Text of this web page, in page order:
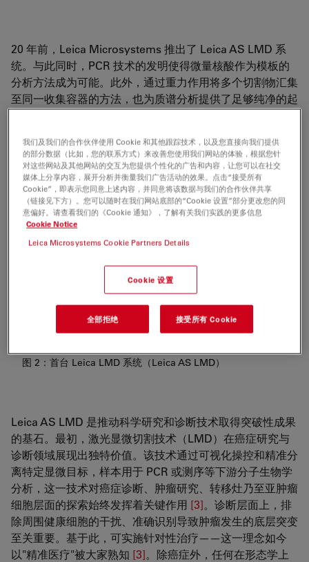
20 年前，Leica Microsystems 推出了 Leica AS LMD 系
统。与此同时，PCR 技术的发明使得微量核酸作为模板的
分析方法成为可能。此外，通过重力作用将多个切割物汇集
至同一收集容器的方法，也为质谱分析提供了足够纯净的起
图 2：首台 Leica LMD 系统（Leica AS LMD）
Leica AS LMD 是推动科学研究和诊断技术取得突破性成果
的基石。最初，激光显微切割技术（LMD）在癌症研究与
诊断领域展现出独特价值。该技术通过可视化操控和精准分
离特定显微目标，样本用于 PCR 或测序等下游分子生物学
分析，这一技术对癌症诊断、肿瘤研究、转移灶乃至亚肿瘤
细胞层面的探索始终发挥着关键作用 [3]。诊断层面上，排
除周围健康细胞的干扰、准确识别导致肿瘤发生的底层突变
至关重要。基于此，可实施针对性治疗——这一理念如今
以"精准医疗"被大家熟知 [3]。除癌症外，任何在形态学上
我们及我们的合作伙伴使用 Cookie 和其他跟踪技术，以及您直接向我们提供
的部分数据（比如，您的联系方式）来改善您使用我们网站的体验，根据您针
对这些网站及其他网站的交互为您提供个性化的广告和内容，让您可以在社交
媒体上分享内容，展开分析并衡量我们广告活动的效果。点击“接受所有
Cookie”，即表示您同意上述内容，并同意将该数据与我们的合作伙伴共享
（链接见下方）。您可以随时在我们网站底部的“Cookie 设置”部分更改您的同
意偏好。请查看我们的《Cookie 通知》，了解有关我们实践的更多信息
Cookie Notice
Leica Microsystems Cookie Partners Details
Cookie 设置
全部拒绝 接受所有 Cookie